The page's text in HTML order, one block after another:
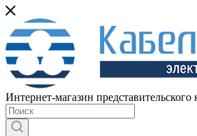
Интернет-магазин представительского